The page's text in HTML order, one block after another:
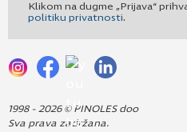
Klikom na dugme „Prijava“
politiku privatnosti.
1998 - 2026 © PINOLES doo
Sva prava zadržana.